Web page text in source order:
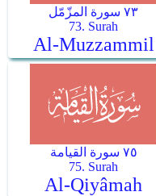
٧٣ سورة المزّمّل
73. Surah
Al-Muzzammil
٧٥ سورة القيامة
75. Surah
Al-Qiyâmah